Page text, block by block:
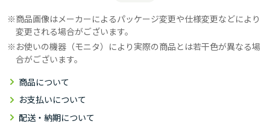
商品画像はメーカーによるパッケージ変更や仕様変更などにより
変更される場合がございます。
お使いの機器（モニタ）により実際の商品とは若干色が異なる場
合がございます。
商品について
お支払いについて
配送・納期について